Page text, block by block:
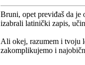
Bruni, opet previđaš da je
izabrali latinički zapis,
Ali okej, razumem i tvoju
zakomplikujemo i